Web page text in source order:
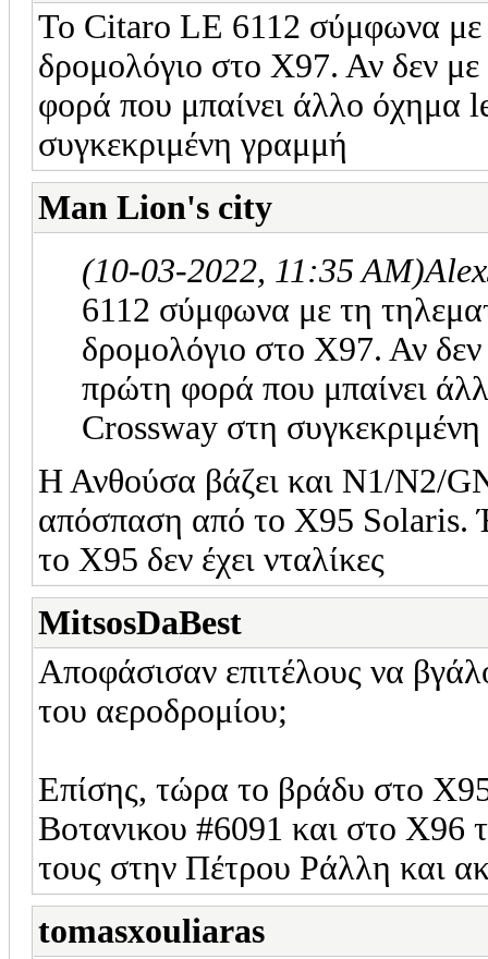
Το Citaro LE 6112 σύμφωνα με
δρομολόγιο στο Χ97. Αν δεν
φορά που μπαίνει άλλο όχημα
συγκεκριμένη γραμμή
Man Lion's city
(10-03-2022, 11:35 AM)
6112 σύμφωνα με τη
δρομολόγιο στο Χ97. Αν
πρώτη φορά που μπαίνει
Crossway στη
Η Ανθούσα βάζει και Ν1/Ν2/
απόσπαση από το Χ95 Solaris.
το Χ95 δεν έχει νταλίκες
MitsosDaBest
Αποφάσισαν επιτέλους να
του αεροδρομίου;
Επίσης, τώρα το βράδυ στο
Βοτανικου #6091 και στο Χ96
τους στην Πέτρου Ράλλη και
tomasxouliaras